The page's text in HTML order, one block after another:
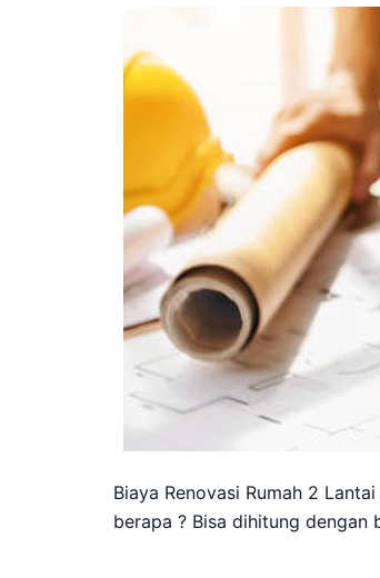
Biaya Renovasi Rumah 2
berapa ? Bisa dihitung